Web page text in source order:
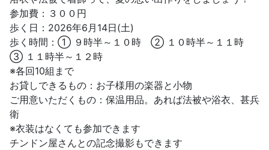
参加費：３００円
歩く日：2026年6月14日(土)
歩く時間：① ９時半～１０時 ② １０時半～１１時
③ １１時半～１２時
※各回10組まで
お貸しできるもの：お子様用の楽器と小物
ご用意いただくもの：保温用品。あれば法被や浴衣、甚兵
衛
※衣装はなくても参加できます
チンドン屋さんとの記念撮影もできます